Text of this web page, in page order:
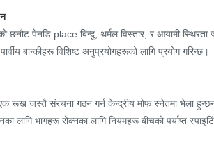
छनौट पेनडि place बिन्दु, थर्मल विस्तार, र आयामी
बान्कीहरू विशिष्ट अनुप्रयोगहरूको लागि प्रयोग गरिन्छ।
रूख जस्तै संरचना गठन गर्न केन्द्रीय मोफ स्नेतमा भेला
लागि भागहरू रोक्नका लागि नियमहरू बीचको पर्याप्त